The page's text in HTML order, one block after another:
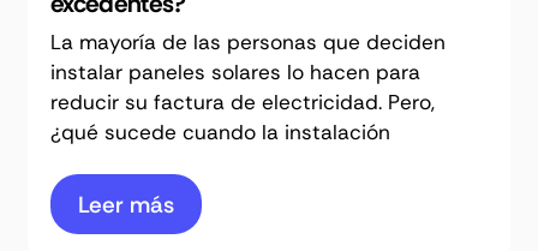
La mayoría de las personas que deciden
instalar paneles solares lo hacen para
reducir su factura de electricidad. Pero,
¿qué sucede cuando la instalación
Leer más